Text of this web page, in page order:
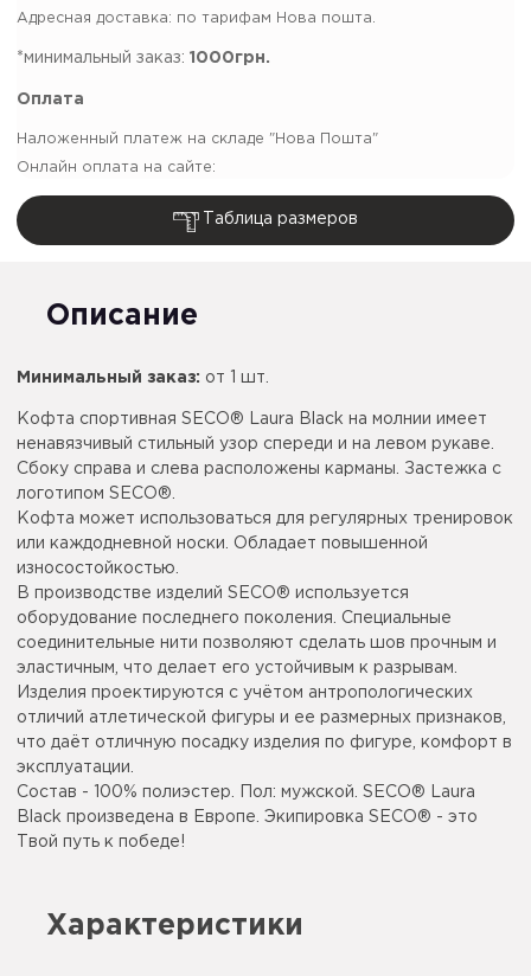
Адресная доставка: по тарифам Нова пошта.
*минимальный заказ: 1000грн.
Оплата
Наложенный платеж на складе "Нова Пошта"
Онлайн оплата на сайте:
Таблица размеров
Описание
Минимальный заказ: от 1 шт.
Кофта спортивная SECO® Laura Black на молнии имеет
ненавязчивый стильный узор спереди и на левом рукаве.
Сбоку справа и слева расположены карманы. Застежка с
логотипом SECO®.
Кофта может использоваться для регулярных тренировок
или каждодневной носки. Обладает повышенной
износостойкостью.
В производстве изделий SECO® используется
оборудование последнего поколения. Специальные
соединительные нити позволяют сделать шов прочным и
эластичным, что делает его устойчивым к разрывам.
Изделия проектируются с учётом антропологических
отличий атлетической фигуры и ее размерных признаков,
что даёт отличную посадку изделия по фигуре, комфорт в
эксплуатации.
Состав - 100% полиэстер. Пол: мужской. SECO® Laura
Black произведена в Европе. Экипировка SECO® - это
Твой путь к победе!
Характеристики